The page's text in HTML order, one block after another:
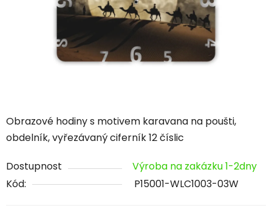
Obrazové hodiny s motivem karavana na poušti,
obdelník, vyřezávaný ciferník 12 číslic
Dostupnost
Výroba na zakázku 1-2dny
Kód:
P15001-WLC1003-03W